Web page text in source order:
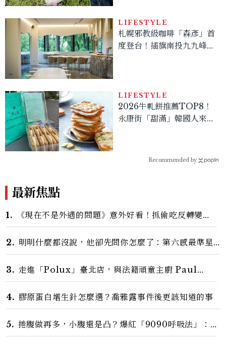
札幌邪教級咖啡「森彥」首
度登台！插旗南投九九峰，
LIFESTYLE
2026牛軋餅推薦TOP8！
永康街「甜滿」韓國人來台
LIFESTYLE
Recommended by
最新焦點
1.
《現在不是外遇的問題》意外好看！抓偷吃反轉變命
案？金憓秀傳奇美腿被讚爆、金智勳大秀腹肌，曹汝貞
雙影后飆戲，線上看7大看點懶人包
2. 明明什麼都沒說，他卻先問你怎麼了：第六感最準星
座TOP3，巨蟹座連語氣都有感，這星座根本瞞不住
3. 走進「Polux」臺北店，與法籍頑童主廚 Paul
Pairet 對談：「我不做妥協的美味」
4. 膠原蛋白增生針怎麼選？喬雅露事件後更該知道的事
5. 捲腹做再多，小腹還是凸？爆紅「9090呼吸法」：
每天躺著做3分鐘，讓站姿更挺、身形更修長